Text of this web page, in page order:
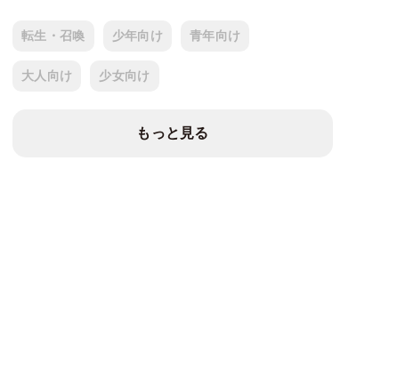
転生・召喚 少年向け 青年向け
大人向け 少女向け
もっと見る